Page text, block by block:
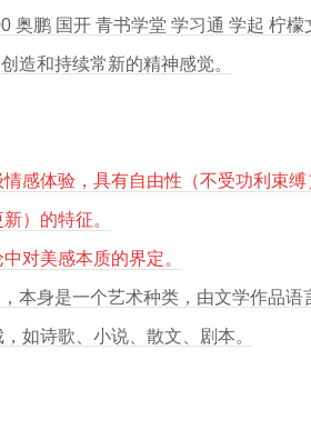
奥鹏 国开 青书学堂 学习通 学起 柠檬
造和持续常新的精神感觉。
感体验，具有自由性（不受功利束
）的特征。
对美感本质的界定。
本身是一个艺术种类，由文学作品
如诗歌、小说、散文、剧本。